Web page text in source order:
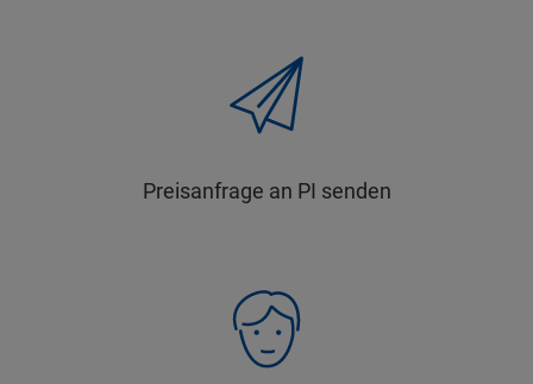
Preisanfrage an PI senden